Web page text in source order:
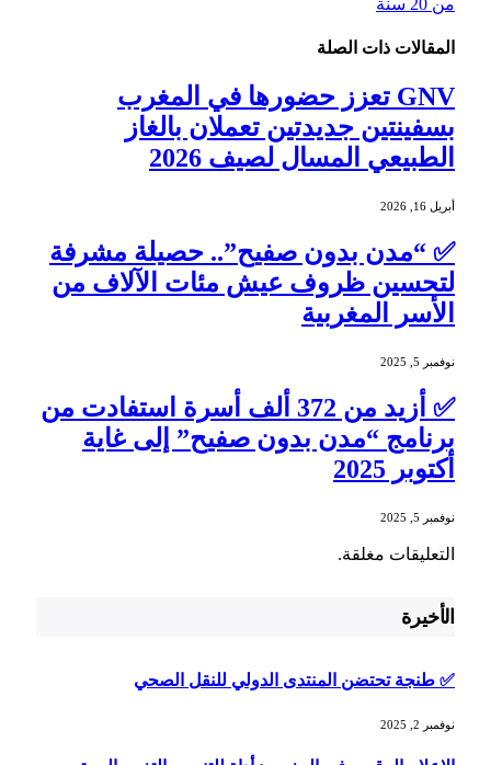
المقالات ذات الصلة
GNV تعزز حضورها في المغرب
بسفينتين جديدتين تعملان بالغاز
الطبيعي المسال لصيف 2026
أبريل 16, 2026
✅ “مدن بدون صفيح”.. حصيلة مشرفة
لتحسين ظروف عيش مئات الآلاف من
الأسر المغربية
نوفمبر 5, 2025
✅ أزيد من 372 ألف أسرة استفادت من
برنامج “مدن بدون صفيح” إلى غاية
أكتوبر 2025
نوفمبر 5, 2025
التعليقات مغلقة.
الأخيرة
✅ طنجة تحتضن المنتدى الدولي للنقل الصحي
نوفمبر 2, 2025